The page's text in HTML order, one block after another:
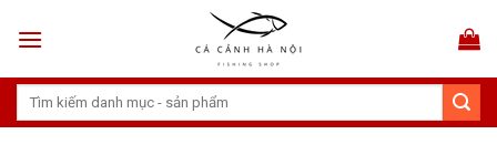
Tìm